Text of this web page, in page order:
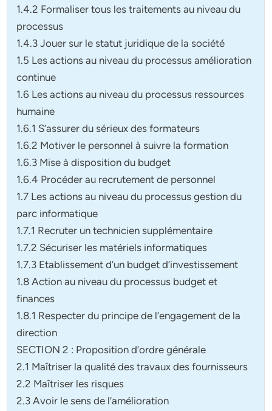
1.4.2 Formaliser tous les traitements au niveau du
processus
1.4.3 Jouer sur le statut juridique de la société
1.5 Les actions au niveau du processus amélioration
continue
1.6 Les actions au niveau du processus ressources
humaine
1.6.1 S’assurer du sérieux des formateurs
1.6.2 Motiver le personnel à suivre la formation
1.6.3 Mise à disposition du budget
1.6.4 Procéder au recrutement de personnel
1.7 Les actions au niveau du processus gestion du
parc informatique
1.7.1 Recruter un technicien supplémentaire
1.7.2 Sécuriser les matériels informatiques
1.7.3 Etablissement d’un budget d’investissement
1.8 Action au niveau du processus budget et
finances
1.8.1 Respecter du principe de l’engagement de la
direction
SECTION 2 : Proposition d’ordre générale
2.1 Maîtriser la qualité des travaux des fournisseurs
2.2 Maîtriser les risques
2.3 Avoir le sens de l’amélioration